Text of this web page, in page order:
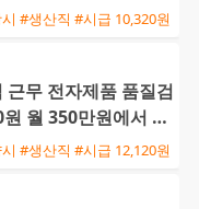
#생산직 #시급 10,320원
무 전자제품 품질검
월 350만원에서 38
#생산직 #시급 12,120원